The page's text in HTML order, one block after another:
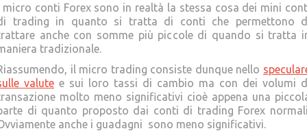
micro conti Forex sono in realtà la stessa cosa dei mini
trading in quanto si tratta di conti che permettono
anche con somme più piccole di quando si tratta
tradizionale.
il micro trading consiste dunque nello
valute e sui loro tassi di cambio ma con dei volumi
molto meno significativi cioè appena una
di quanto proposto dai conti di trading Forex
anche i guadagni sono meno significativi.